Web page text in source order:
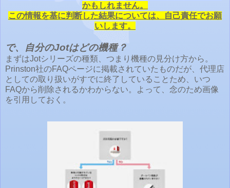
かもしれません。
この情報を基に判断した結果については、自己責任でお願
いします。
で、自分のJotはどの機種？
まずはJotシリーズの種類、つまり機種の見分け方から。
Prinston社のFAQページに掲載されていたものだが、代理店
としての取り扱いがすでに終了していることため、いつ
FAQから削除されるかわからない。よって、念のため画像
を引用しておく。